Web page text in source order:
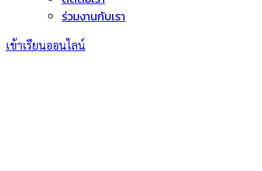
ร่วมงานกับเรา
เข้าเรียนออนไลน์